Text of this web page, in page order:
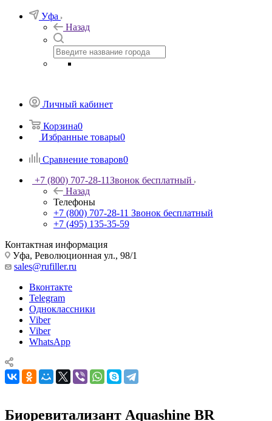
Уфа
Назад
Личный кабинет
Корзина0
Избранные товары0
Сравнение товаров0
+7 (800) 707-28-11Звонок бесплатный
Назад
Телефоны
+7 (800) 707-28-11 Звонок бесплатный
+7 (495) 135-35-59
Контактная информация
Уфа, Революционная ул., 98/1
sales@rufiller.ru
Вконтакте
Telegram
Одноклассники
Viber
Viber
WhatsApp
Биоревитализант Aquashine BR